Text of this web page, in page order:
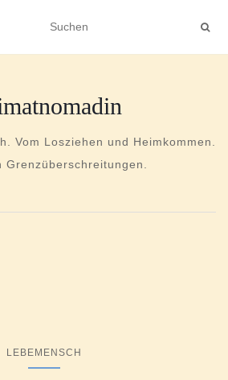
Vom Losziehen und Heimkommen.
Grenzüberschreitungen.
LEBEMENSCH